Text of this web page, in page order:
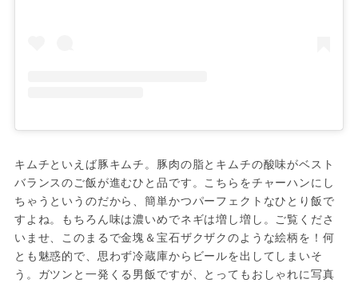
キムチといえば豚キムチ。豚肉の脂とキムチの酸味がベスト
バランスのご飯が進むひと品です。こちらをチャーハンにし
ちゃうというのだから、簡単かつパーフェクトなひとり飯で
すよね。もちろん味は濃いめでネギは増し増し。ご覧くださ
いませ、このまるで金塊＆宝石ザクザクのような絵柄を！何
とも魅惑的で、思わず冷蔵庫からビールを出してしまいそ
う。ガツンと一発くる男飯ですが、とってもおしゃれに写真